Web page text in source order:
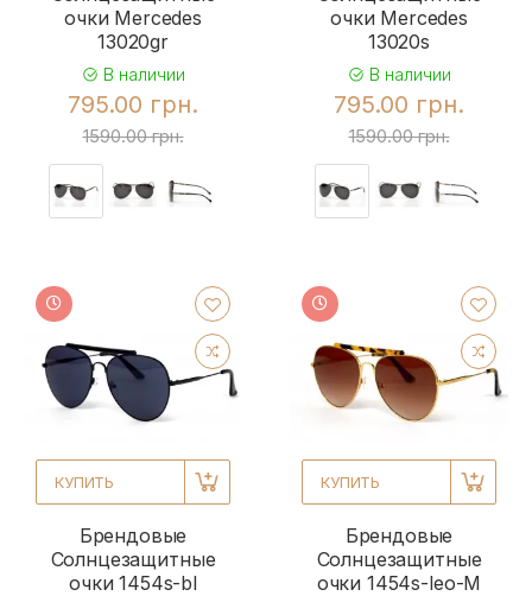
очки Mercedes
13020gr
В наличии
795.00 грн.
1590.00 грн.
очки Mercedes
13020s
В наличии
795.00 грн.
1590.00 грн.
КУПИТЬ
Брендовые
Солнцезащитные
очки 1454s-bl
КУПИТЬ
Брендовые
Солнцезащитные
очки 1454s-leo-M